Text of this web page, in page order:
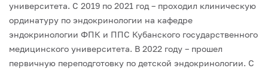
университета. С 2019 по 2021 год – проходил клиническую
ординатуру по эндокринологии на кафедре
эндокринологии ФПК и ППС Кубанского государственного
медицинского университета. В 2022 году – прошел
первичную переподготовку по детской эндокринологии. С